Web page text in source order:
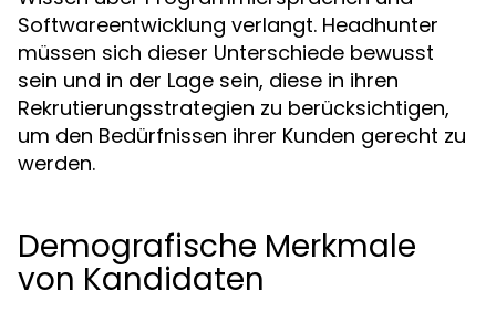
Softwareentwicklung verlangt. Headhunter
müssen sich dieser Unterschiede bewusst
sein und in der Lage sein, diese in ihren
Rekrutierungsstrategien zu berücksichtigen,
um den Bedürfnissen ihrer Kunden gerecht zu
werden.
Demografische Merkmale
von Kandidaten